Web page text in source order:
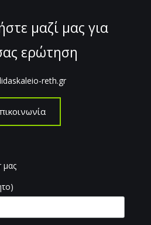
μαζί μας για
ερώτηση
reth.gr
μας